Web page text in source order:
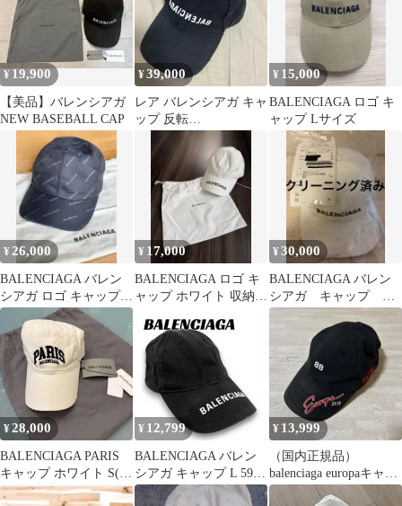
¥19,900
【美品】バレンシアガ
NEW BASEBALL CAP
¥39,000
レア バレンシアガ キャ
ップ 反転
BALENCIAGA
¥ 15,000
BALENCIAGA ロゴ キ
ャップ Lサイズ
¥ 26,000
BALENCIAGA バレン
シアガ ロゴ キャップ
帽子
¥ 17,000
BALENCIAGA ロゴ キ
ャップ ホワイト 収納袋
¥30,000
BALENCIAGA バレン
シアガ キャップ 帽
子
¥28,000
BALENCIAGA PARIS
キャップ ホワイト S(新
品未使用)
¥ 12,799
BALENCIAGA バレン
シアガ キャップ L 59
黒 帽子 ベースボール
¥ 13,999
（国内正規品）
balenciaga europaキャッ
プ ブラック